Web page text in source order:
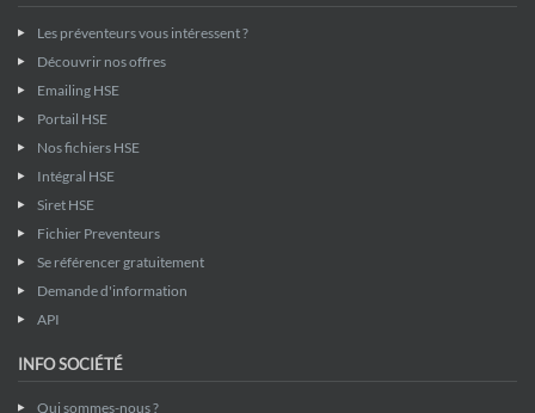
Les préventeurs vous intéressent ?
Découvrir nos offres
Emailing HSE
Portail HSE
Nos fichiers HSE
Intégral HSE
Siret HSE
Fichier Preventeurs
Se référencer gratuitement
Demande d'information
API
INFO SOCIÉTÉ
Qui sommes-nous ?